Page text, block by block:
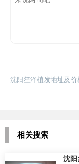
沈阳笙泽植发地址及价
相关搜索
沈